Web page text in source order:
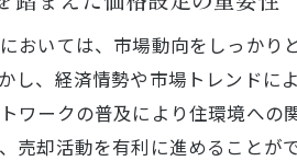
表
おいては、市場動向をしっかり
し、経済情勢や市場トレンド
ワークの普及により住環境へ
売却活動を有利に進めることが